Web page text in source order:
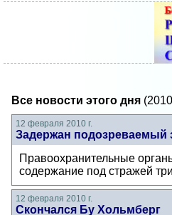
Все новости этого дня
12 февраля 2010 г.
Задержан подозреваемый
Правоохранительные
содержание под стражей
12 февраля 2010 г.
Скончался Бу Хольмберг